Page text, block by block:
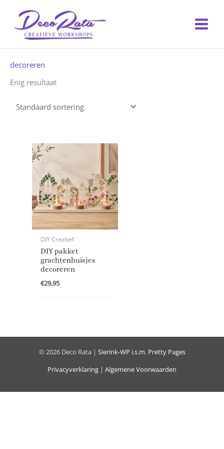
decoreren
Enig resultaat
DIY Creatief
DIY pakket
grachtenhuisjes
decoreren
€29,95
© 2026 Deco Rata | Sierink-WP i.s.m. Pretty Pages
Privacyverklaring | Algemene Voorwaarden